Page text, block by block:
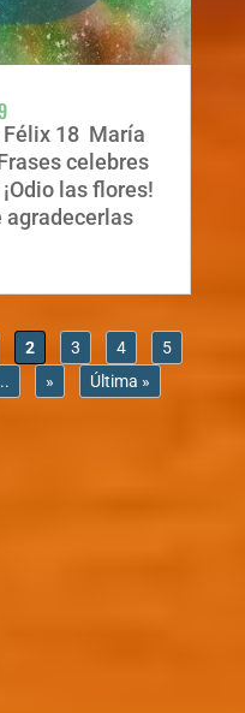
Félix 18 María
celebres
las flores!
agradecerlas
2 3 4
5
» Última »